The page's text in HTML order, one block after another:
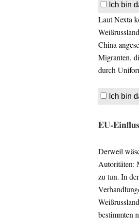
Ich bin
Laut Nexta
China
Migranten,
durch
Ich bin
EU-
Derweil
Autoritäten:
zu tun. In
bestimmten